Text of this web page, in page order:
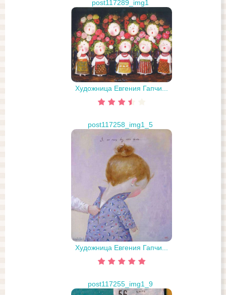
post117289_img1
Художница Евгения Гапчи...
post117258_img1_5
Художница Евгения Гапчи...
post117255_img1_9